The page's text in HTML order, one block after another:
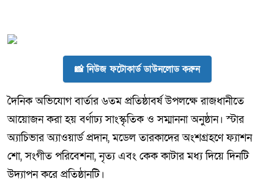
📸 নিউজ ফটোকার্ড ডাউনলোড করুন
দৈনিক অভিযোগ বার্তার ৬তম প্রতিষ্ঠাবর্ষ উপলক্ষে রাজধানীতে
আয়োজন করা হয় বর্ণাঢ্য সাংস্কৃতিক ও সম্মাননা অনুষ্ঠান। স্টার
অ্যাচিভার অ্যাওয়ার্ড প্রদান, মডেল তারকাদের অংশগ্রহণে ফ্যাশন
শো, সংগীত পরিবেশনা, নৃত্য এবং কেক কাটার মধ্য দিয়ে দিনটি
উদ্যাপন করে প্রতিষ্ঠানটি।